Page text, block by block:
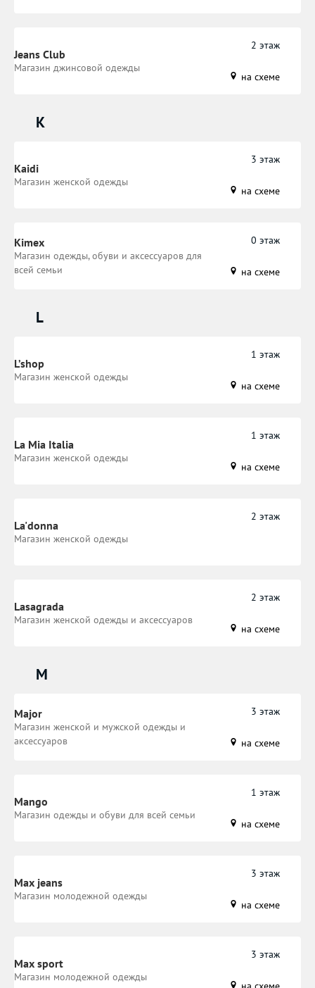
Jeans Club
Магазин джинсовой одежды
2 этаж
на схеме
K
Kaidi
Магазин женской одежды
3 этаж
на схеме
Kimex
Магазин одежды, обуви и аксессуаров для
всей семьи
0 этаж
на схеме
L
L’shop
Магазин женской одежды
1 этаж
на схеме
La Mia Italia
Магазин женской одежды
1 этаж
на схеме
La'donna
Магазин женской одежды
2 этаж
Lasagrada
Магазин женской одежды и аксессуаров
2 этаж
на схеме
M
Major
Магазин женской и мужской одежды и
аксессуаров
3 этаж
на схеме
Mango
Магазин одежды и обуви для всей семьи
1 этаж
на схеме
Max jeans
Магазин молодежной одежды
3 этаж
на схеме
Max sport
Магазин молодежной одежды
3 этаж